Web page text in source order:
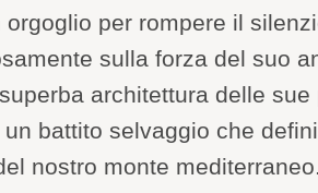
per rompere il
sulla forza del suo
architettura delle
battito selvaggio che
nostro monte